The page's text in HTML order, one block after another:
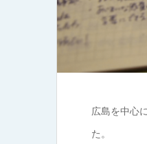
広島を中心
た。